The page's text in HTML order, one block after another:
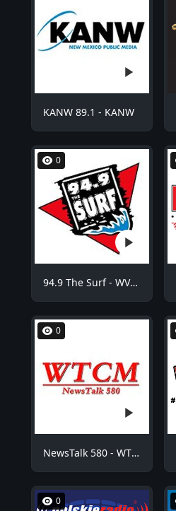
KANW 89.1 - KANW
0
94.9 The Surf - WVCO
0
NewsTalk 580 - WTCM
0